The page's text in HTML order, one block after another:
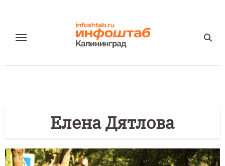
содержанию
Елена Дятлова